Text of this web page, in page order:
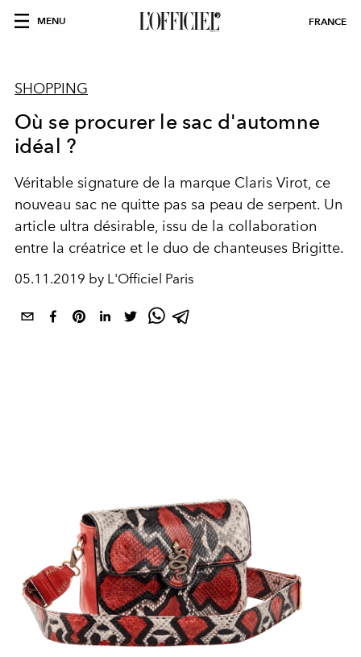
MENU FRANCE
SHOPPING
Où se procurer le sac d'automne
idéal ?
Véritable signature de la marque Claris Virot, ce
nouveau sac ne quitte pas sa peau de serpent. Un
article ultra désirable, issu de la collaboration
entre la créatrice et le duo de chanteuses Brigitte.
05.11.2019 by L'Officiel Paris